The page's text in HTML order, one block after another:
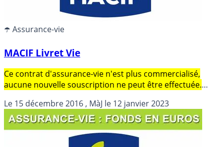
☂️ Assurance-vie
MACIF Livret Vie
Ce contrat d'assurance-vie n'est plus commercialisé,
aucune nouvelle souscription ne peut être effectuée.
MUTAVIE, distribué par MUTAVIE. Rendement publié du
fonds en euros en 2025 de 2.500% (Soit 2.070% NET des
prélèvements sociaux et des frais de gestion).
Le 15 décembre 2016 , MàJ le 12 janvier 2023